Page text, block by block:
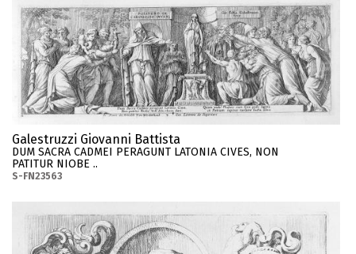
Galestruzzi Giovanni Battista
DUM SACRA CADMEI PERAGUNT LATONIA CIVES, NON
PATITUR NIOBE ..
S-FN23563